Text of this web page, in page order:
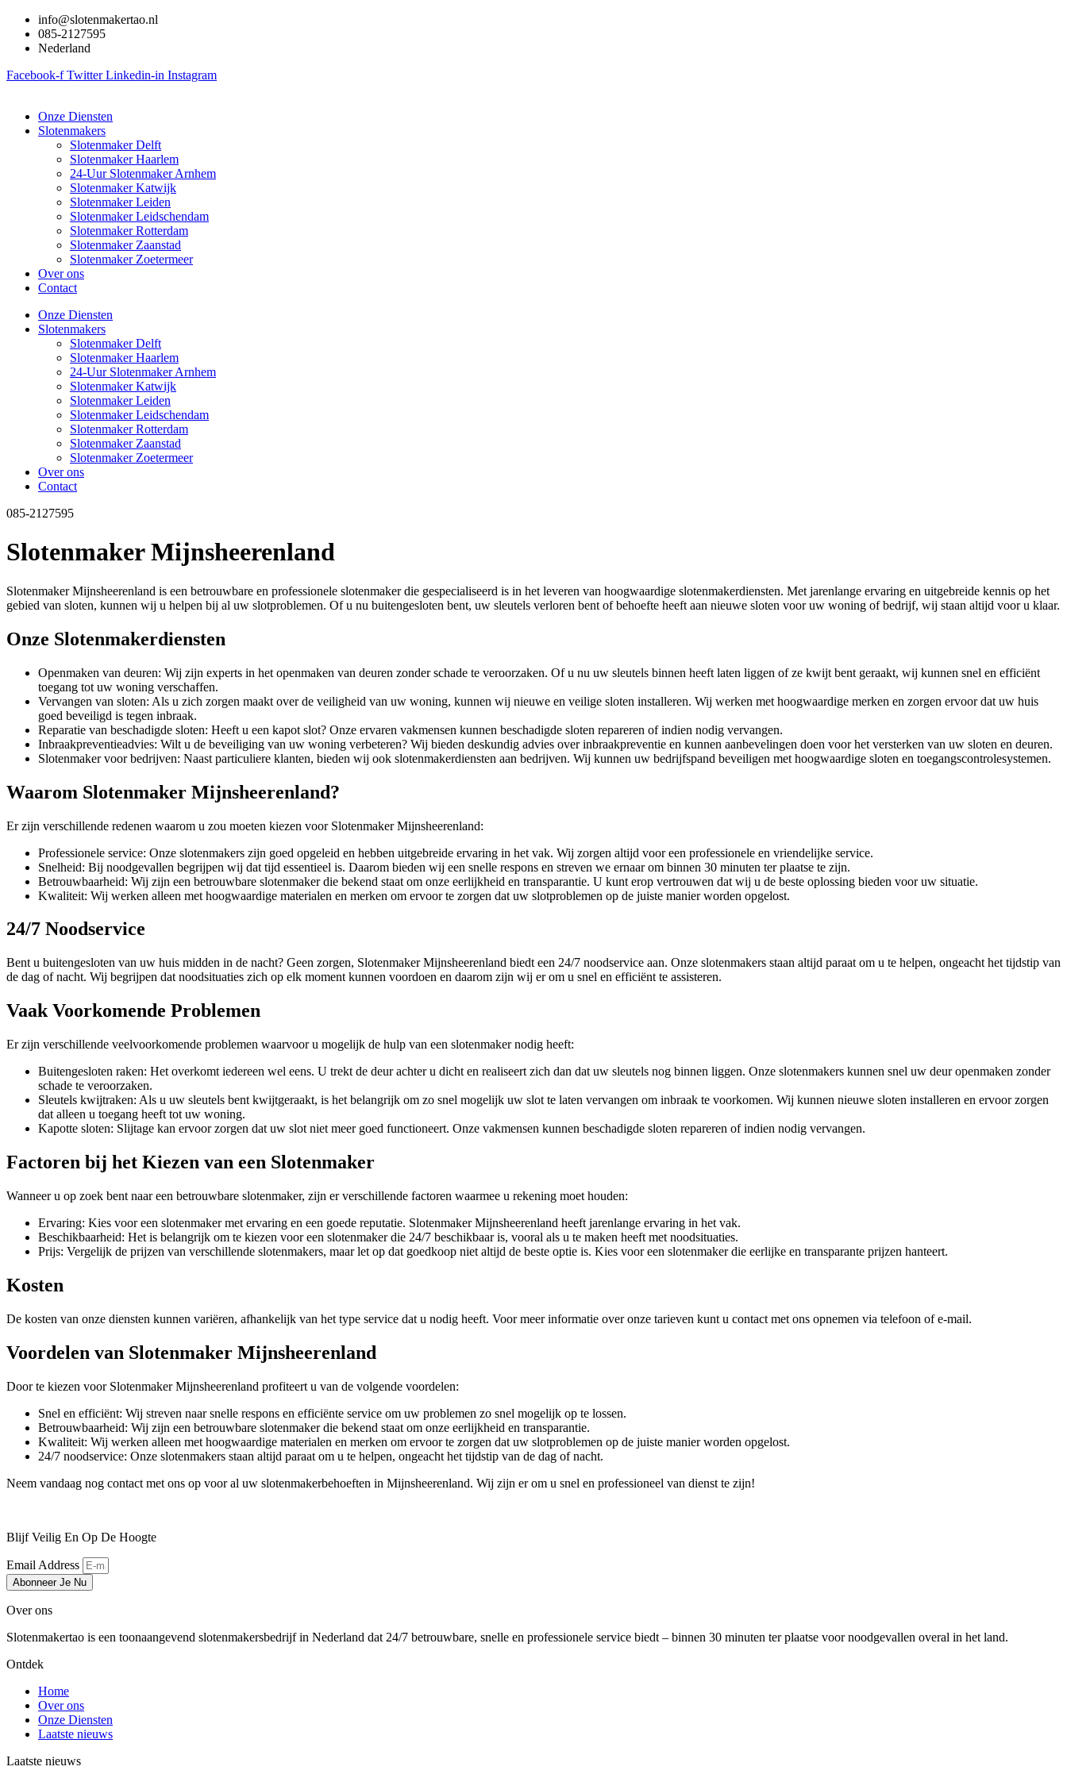
naar
info@slotenmakertao.nl
085-2127595
Nederland
Facebook-f Twitter Linkedin-in Instagram
Onze Diensten
Slotenmakers
Slotenmaker Delft
Slotenmaker Haarlem
24-Uur Slotenmaker Arnhem
Slotenmaker Katwijk
Slotenmaker Leiden
Slotenmaker Leidschendam
Slotenmaker Rotterdam
Slotenmaker Zaanstad
Slotenmaker Zoetermeer
Over ons
Contact
Onze Diensten
Slotenmakers
Slotenmaker Delft
Slotenmaker Haarlem
24-Uur Slotenmaker Arnhem
Slotenmaker Katwijk
Slotenmaker Leiden
Slotenmaker Leidschendam
Slotenmaker Rotterdam
Slotenmaker Zaanstad
Slotenmaker Zoetermeer
Over ons
Contact
085-2127595
Slotenmaker Mijnsheerenland
Slotenmaker Mijnsheerenland is een betrouwbare en professionele slotenmaker die gespecialiseerd is in het leveren van hoogwaardige slotenmakerdiensten. Met jarenlange ervaring en uitgebreide kennis op het
gebied van sloten, kunnen wij u helpen bij al uw slotproblemen. Of u nu buitengesloten bent, uw sleutels verloren bent of behoefte heeft aan nieuwe sloten voor uw woning of bedrijf, wij staan altijd voor u klaar.
Onze Slotenmakerdiensten
Openmaken van deuren: Wij zijn experts in het openmaken van deuren zonder schade te veroorzaken. Of u nu uw sleutels binnen heeft laten liggen of ze kwijt bent geraakt, wij kunnen snel en efficiënt
toegang tot uw woning verschaffen.
Vervangen van sloten: Als u zich zorgen maakt over de veiligheid van uw woning, kunnen wij nieuwe en veilige sloten installeren. Wij werken met hoogwaardige merken en zorgen ervoor dat uw huis
goed beveiligd is tegen inbraak.
Reparatie van beschadigde sloten: Heeft u een kapot slot? Onze ervaren vakmensen kunnen beschadigde sloten repareren of indien nodig vervangen.
Inbraakpreventieadvies: Wilt u de beveiliging van uw woning verbeteren? Wij bieden deskundig advies over inbraakpreventie en kunnen aanbevelingen doen voor het versterken van uw sloten en deuren.
Slotenmaker voor bedrijven: Naast particuliere klanten, bieden wij ook slotenmakerdiensten aan bedrijven. Wij kunnen uw bedrijfspand beveiligen met hoogwaardige sloten en toegangscontrolesystemen.
Waarom Slotenmaker Mijnsheerenland?
Er zijn verschillende redenen waarom u zou moeten kiezen voor Slotenmaker Mijnsheerenland:
Professionele service: Onze slotenmakers zijn goed opgeleid en hebben uitgebreide ervaring in het vak. Wij zorgen altijd voor een professionele en vriendelijke service.
Snelheid: Bij noodgevallen begrijpen wij dat tijd essentieel is. Daarom bieden wij een snelle respons en streven we ernaar om binnen 30 minuten ter plaatse te zijn.
Betrouwbaarheid: Wij zijn een betrouwbare slotenmaker die bekend staat om onze eerlijkheid en transparantie. U kunt erop vertrouwen dat wij u de beste oplossing bieden voor uw situatie.
Kwaliteit: Wij werken alleen met hoogwaardige materialen en merken om ervoor te zorgen dat uw slotproblemen op de juiste manier worden opgelost.
24/7 Noodservice
Bent u buitengesloten van uw huis midden in de nacht? Geen zorgen, Slotenmaker Mijnsheerenland biedt een 24/7 noodservice aan. Onze slotenmakers staan altijd paraat om u te helpen, ongeacht het tijdstip van
de dag of nacht. Wij begrijpen dat noodsituaties zich op elk moment kunnen voordoen en daarom zijn wij er om u snel en efficiënt te assisteren.
Vaak Voorkomende Problemen
Er zijn verschillende veelvoorkomende problemen waarvoor u mogelijk de hulp van een slotenmaker nodig heeft:
Buitengesloten raken: Het overkomt iedereen wel eens. U trekt de deur achter u dicht en realiseert zich dan dat uw sleutels nog binnen liggen. Onze slotenmakers kunnen snel uw deur openmaken zonder
schade te veroorzaken.
Sleutels kwijtraken: Als u uw sleutels bent kwijtgeraakt, is het belangrijk om zo snel mogelijk uw slot te laten vervangen om inbraak te voorkomen. Wij kunnen nieuwe sloten installeren en ervoor zorgen
dat alleen u toegang heeft tot uw woning.
Kapotte sloten: Slijtage kan ervoor zorgen dat uw slot niet meer goed functioneert. Onze vakmensen kunnen beschadigde sloten repareren of indien nodig vervangen.
Factoren bij het Kiezen van een Slotenmaker
Wanneer u op zoek bent naar een betrouwbare slotenmaker, zijn er verschillende factoren waarmee u rekening moet houden:
Ervaring: Kies voor een slotenmaker met ervaring en een goede reputatie. Slotenmaker Mijnsheerenland heeft jarenlange ervaring in het vak.
Beschikbaarheid: Het is belangrijk om te kiezen voor een slotenmaker die 24/7 beschikbaar is, vooral als u te maken heeft met noodsituaties.
Prijs: Vergelijk de prijzen van verschillende slotenmakers, maar let op dat goedkoop niet altijd de beste optie is. Kies voor een slotenmaker die eerlijke en transparante prijzen hanteert.
Kosten
De kosten van onze diensten kunnen variëren, afhankelijk van het type service dat u nodig heeft. Voor meer informatie over onze tarieven kunt u contact met ons opnemen via telefoon of e-mail.
Voordelen van Slotenmaker Mijnsheerenland
Door te kiezen voor Slotenmaker Mijnsheerenland profiteert u van de volgende voordelen:
Snel en efficiënt: Wij streven naar snelle respons en efficiënte service om uw problemen zo snel mogelijk op te lossen.
Betrouwbaarheid: Wij zijn een betrouwbare slotenmaker die bekend staat om onze eerlijkheid en transparantie.
Kwaliteit: Wij werken alleen met hoogwaardige materialen en merken om ervoor te zorgen dat uw slotproblemen op de juiste manier worden opgelost.
24/7 noodservice: Onze slotenmakers staan altijd paraat om u te helpen, ongeacht het tijdstip van de dag of nacht.
Neem vandaag nog contact met ons op voor al uw slotenmakerbehoeften in Mijnsheerenland. Wij zijn er om u snel en professioneel van dienst te zijn!
Blijf Veilig En Op De Hoogte
Email Address
Abonneer Je Nu
Over ons
Slotenmakertao is een toonaangevend slotenmakersbedrijf in Nederland dat 24/7 betrouwbare, snelle en professionele service biedt – binnen 30 minuten ter plaatse voor noodgevallen overal in het land.
Ontdek
Home
Over ons
Onze Diensten
Laatste nieuws
Laatste nieuws